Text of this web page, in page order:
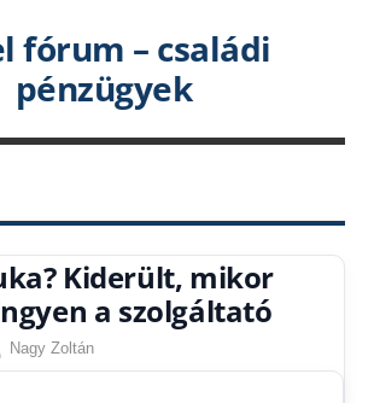
fórum – családi
pénzügyek
Kiderült, mikor
a szolgáltató
Nagy Zoltán
Friss